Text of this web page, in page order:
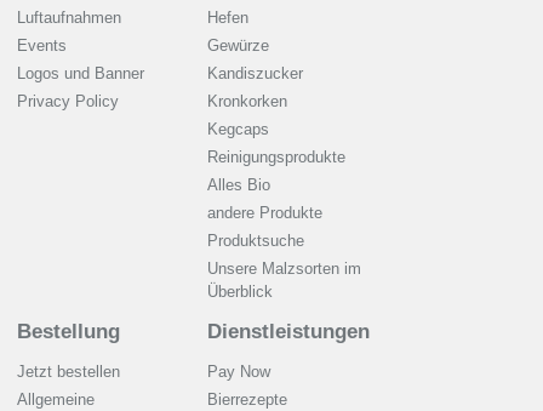
Luftaufnahmen
Events
Logos und Banner
Privacy Policy
Hefen
Gewürze
Kandiszucker
Kronkorken
Kegcaps
Reinigungsprodukte
Alles Bio
andere Produkte
Produktsuche
Unsere Malzsorten im
Überblick
Bestellung
Jetzt bestellen
Allgemeine
Dienstleistungen
Pay Now
Bierrezepte